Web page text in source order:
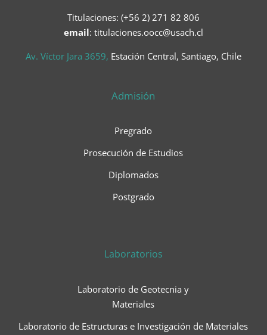
Titulaciones: (+56 2) 271 82 806
email: titulaciones.oocc@usach.cl
Av. Víctor Jara 3659, Estación Central, Santiago, Chile
Admisión
Pregrado
Prosecución de Estudios
Diplomados
Postgrado
Laboratorios
Laboratorio de Geotecnia y
Materiales
Laboratorio de Estructuras e Investigación de Materiales